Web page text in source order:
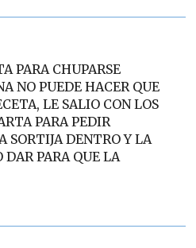
PARA CHUPARSE
NO PUEDE HACER QUE
LE SALIO CON LOS
PARA PEDIR
SORTIJA DENTRO Y LA
PARA QUE LA